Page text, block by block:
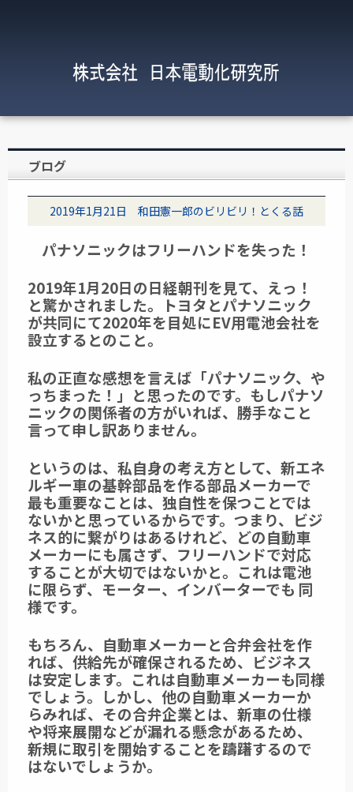
ブログ
2019年1月21日 和田憲一郎のビリビリ！とくる話
パナソニックはフリーハンドを失った！
2019年1月20日の日経朝刊を見て、えっ！
と驚かされました。トヨタとパナソニック
が共同にて2020年を目処にEV用電池会社を
設立するとのこと。
私の正直な感想を言えば「パナソニック、や
っちまった！」と思ったのです。もしパナソ
ニックの関係者の方がいれば、勝手なこと
言って申し訳ありません。
というのは、私自身の考え方として、新エネ
ルギー車の基幹部品を作る部品メーカーで
最も重要なことは、独自性を保つことでは
ないかと思っているからです。つまり、ビジ
ネス的に繋がりはあるけれど、どの自動車
メーカーにも属さず、フリーハンドで対応
することが大切ではないかと。これは電池
に限らず、モーター、インバーターでも 同
様です。
もちろん、自動車メーカーと合弁会社を作
れば、供給先が確保されるため、ビジネス
は安定します。これは自動車メーカーも同様
でしょう。しかし、他の自動車メーカーか
らみれば、その合弁企業とは、新車の仕様
や将来展開などが漏れる懸念があるため、
新規に取引を開始することを躊躇するので
はないでしょうか。